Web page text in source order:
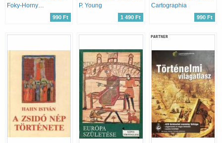
990 Ft
P. Young
1 490 Ft
Cartographia
990 Ft
PARTNER